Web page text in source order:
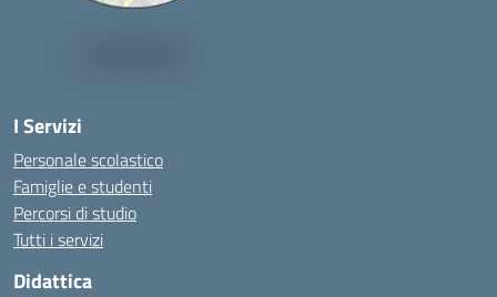
I Servizi
Personale scolastico
Famiglie e studenti
Percorsi di studio
Tutti i servizi
Didattica